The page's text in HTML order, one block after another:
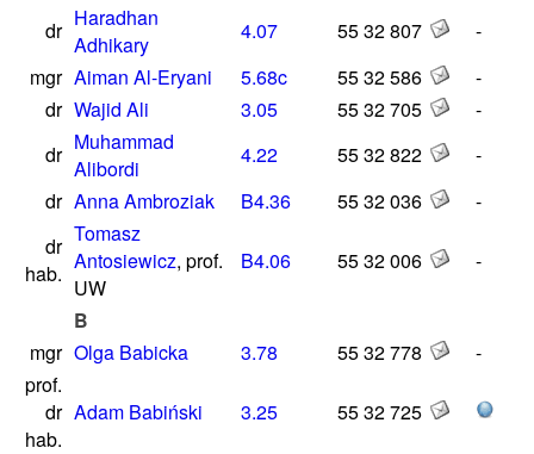
dr Haradhan
Adhikary
4.07 55 32 807
-
mgr Aiman Al-Eryani 5.68c 55 32 586
-
dr Wajid Ali 3.05 55 32 705
-
dr Muhammad
Alibordi
4.22 55 32 822
-
dr Anna Ambroziak B4.36 55 32 036
-
dr
hab.
Tomasz
Antosiewicz, prof.
UW
B4.06 55 32 006 -
B
mgr Olga Babicka 3.78 55 32 778
-
prof.
dr
hab.
Adam Babiński 3.25 55 32 725